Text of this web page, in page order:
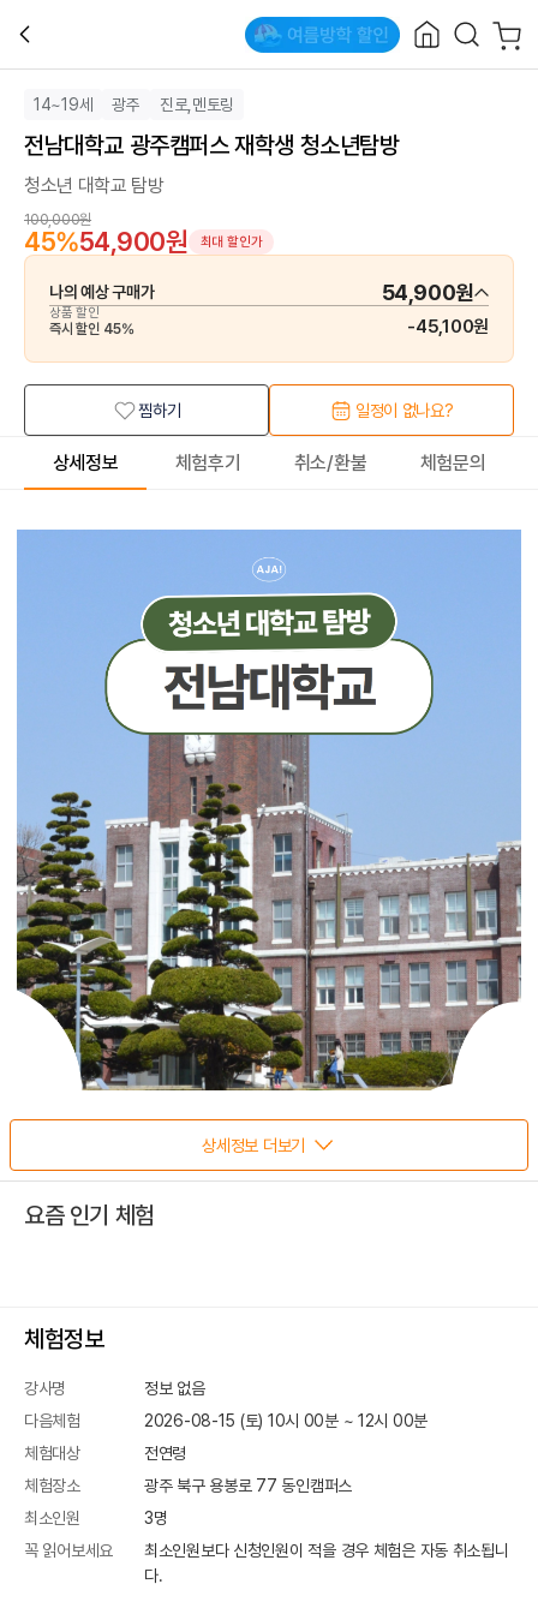
14~19세 광주 진로,멘토링
전남대학교 광주캠퍼스 재학생 청소년탐방
청소년 대학교 탐방
100,000원
45%54,900원 최대 할인가
나의 예상 구매가 54,900원
상품 할인
즉시 할인 45% -45,100원
찜하기 일정이 없나요?
상세정보 체험후기 취소/환불 체험문의
상세정보 더보기
요즘 인기 체험
체험정보
강사명
정보 없음
다음체험
2026-08-15 (토) 10시 00분~ 12시 00분
체험대상
전연령
체험장소
광주 북구 용봉로 77 동인캠퍼스
최소인원
3명
꼭 읽어보세요
최소인원보다 신청인원이 적을 경우 체험은 자동 취소됩니
다.